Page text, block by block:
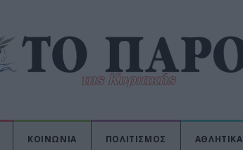
ΚΟΙΝΩΝΙΑ ΠΟΛΙΤΙΣΜΟΣ ΑΘΛΗΤΙΚΑ